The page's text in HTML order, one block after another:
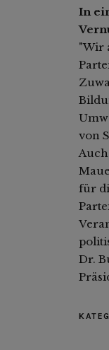
In
"Wir
von
für
Dr.